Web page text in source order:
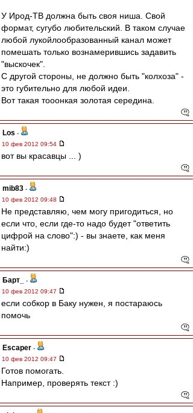
У Ирод-ТВ должна быть своя ниша. Свой
формат, сугубо любительский. В таком случае
любой лукойлообразованный канал может
помешать только вознамерившись задавить
"выскочек".
С другой стороны, не должно быть "колхоза" -
это губительно для любой идеи.
Вот такая тооонкая золотая середина.
Los -
10 фев 2012 09:54
вот вы красавцы ... )
mib83 -
10 фев 2012 09:48
Не представляю, чем могу пригодиться, но
если что, если где-то надо будет "ответить
цифрой на слово":) - вы знаете, как меня
найти:)
Барт_
-
10 фев 2012 09:47
если собкор в Баку нужен, я постараюсь
помочь
Escaper -
10 фев 2012 09:47
Готов помогать.
Например, проверять текст :)